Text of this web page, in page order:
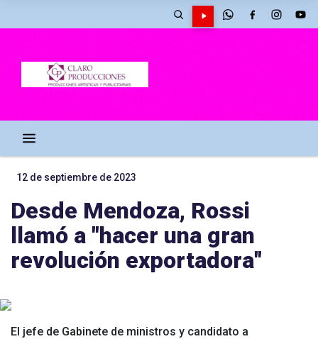
12 de septiembre de 2023
Desde Mendoza, Rossi
llamó a "hacer una gran
revolución exportadora"
El jefe de Gabinete de ministros y candidato a